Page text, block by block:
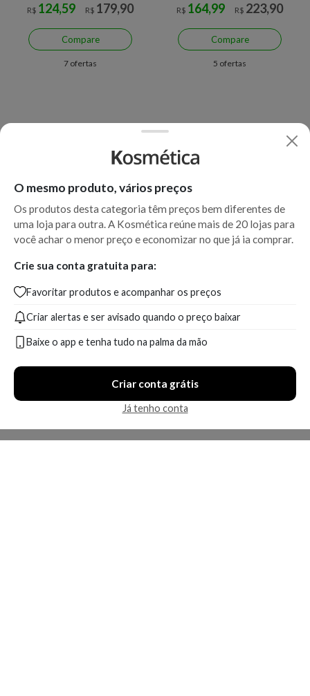
R$ 124,59
R$ 179,90
Compare
7 ofertas
R$ 164,99
R$ 223,90
Compare
5 ofertas
O mesmo produto, vários preços
Os produtos desta categoria têm preços bem diferentes de
uma loja para outra. A Kosmética reúne mais de 20 lojas para
você achar o menor preço e economizar no que já ia comprar.
Crie sua conta gratuita para:
Favoritar produtos e acompanhar os preços
Criar alertas e ser avisado quando o preço baixar
Baixe o app e tenha tudo na palma da mão
Criar conta grátis
Já tenho conta